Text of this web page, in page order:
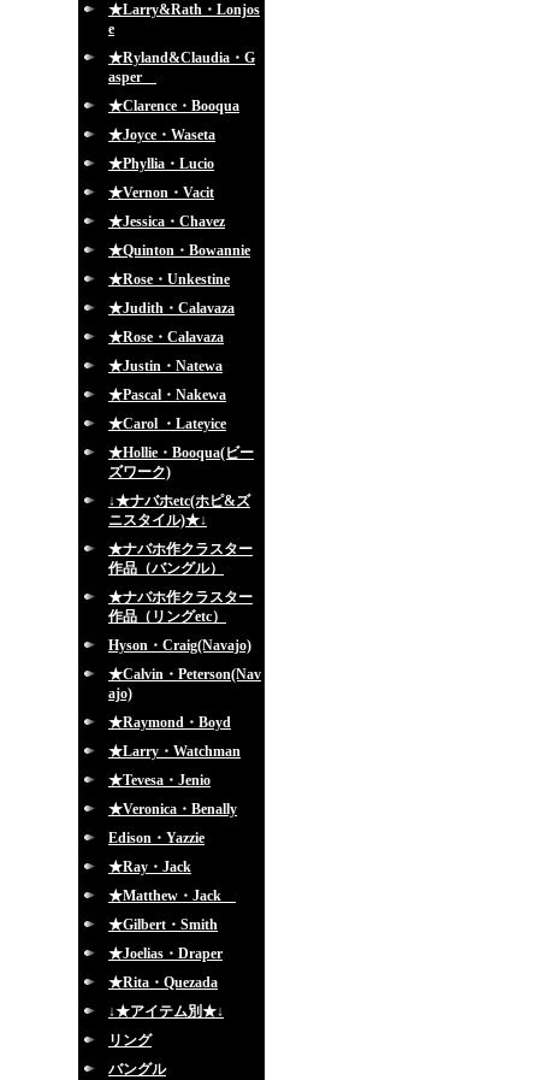
★Larry&Rath・Lonjos
e
★Ryland&Claudia・G
asper
★Clarence・Booqua
★Joyce・Waseta
★Phyllia・Lucio
★Vernon・Vacit
★Jessica・Chavez
★Quinton・Bowannie
★Rose・Unkestine
★Judith・Calavaza
★Rose・Calavaza
★Justin・Natewa
★Pascal・Nakewa
★Carol ・Lateyice
★Hollie・Booqua(ビー
ズワーク)
↓★ナバホetc(ホピ&ズ
ニスタイル)★↓
★ナバホ作クラスター
作品（バングル）
★ナバホ作クラスター
作品（リングetc）
Hyson・Craig(Navajo)
★Calvin・Peterson(Nav
ajo)
★Raymond・Boyd
★Larry・Watchman
★Tevesa・Jenio
★Veronica・Benally
Edison・Yazzie
★Ray・Jack
★Matthew・Jack
★Gilbert・Smith
★Joelias・Draper
★Rita・Quezada
↓★アイテム別★↓
リング
バングル